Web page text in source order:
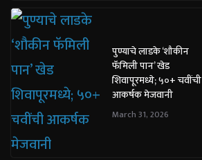
पुण्याचे लाडके ‘शौकीन
फॅमिली पान’ खेड
शिवापूरमध्ये; ५०+ चवींची
आकर्षक मेजवानी
March 31, 2026